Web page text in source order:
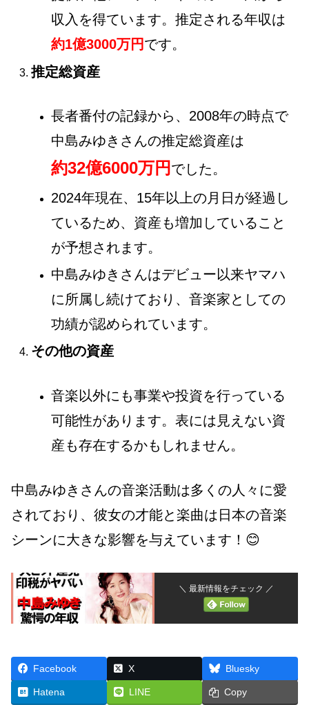
収入を得ています。推定される年収は
約1億3000万円です。
推定総資産
長者番付の記録から、2008年の時点で
中島みゆきさんの推定総資産は
約32億6000万円 でした。
2024年現在、15年以上の月日が経過し
ているため、資産も増加していること
が予想されます。
中島みゆきさんはデビュー以来ヤマハ
に所属し続けており、音楽家としての
功績が認められています。
その他の資産
音楽以外にも事業や投資を行っている
可能性があります。表には見えない資
産も存在するかもしれません。
中島みゆきさんの音楽活動は多くの人々に愛
されており、彼女の才能と楽曲は日本の音楽
シーンに大きな影響を与えています！😊
＼ 最新情報をチェック ／
Facebook X Bluesky
Hatena LINE Copy